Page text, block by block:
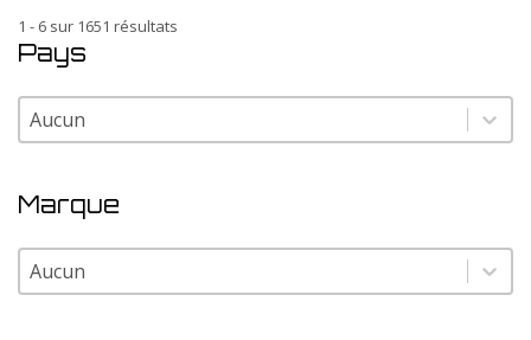
1 - 6 sur 1651 résultats
Pays
Pays
Pays
Marque
Marque
Marque